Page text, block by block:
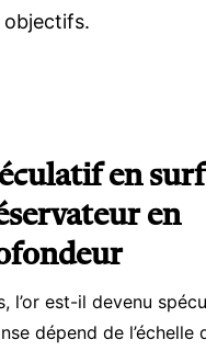
objectifs.
en
en
l’or est-il devenu
dépend de l’échelle